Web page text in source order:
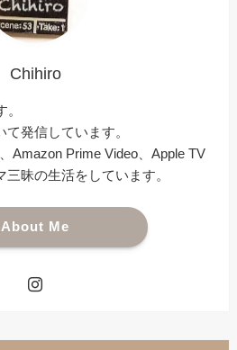
Chihiro
発信しています。
Amazon Prime Video、Apple TV
昧の生活をしています。
About Me